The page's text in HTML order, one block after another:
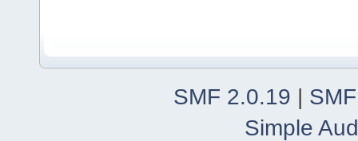
SMF 2.0.19 |
Simple